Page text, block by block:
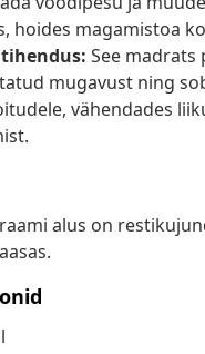
hoides magamistoa
See madrats
mugavust ning
vähendades
alus on